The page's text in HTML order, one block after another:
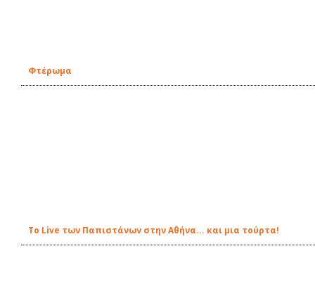
Φτέρωμα
To Live των Παπιστάνων στην Αθήνα... και μια τούρτα!